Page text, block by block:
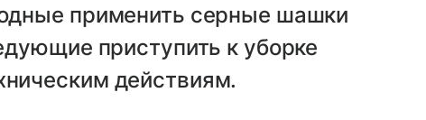
применить серные шашки
приступить к уборке
­действиям.